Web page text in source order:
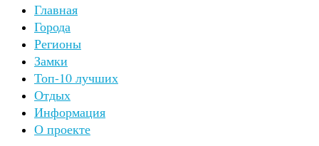
Главная
Города
Регионы
Замки
Топ-10 лучших
Отдых
Информация
О проекте